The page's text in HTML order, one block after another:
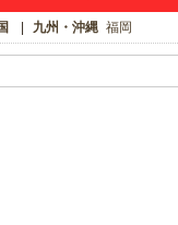
九州・沖縄 福岡